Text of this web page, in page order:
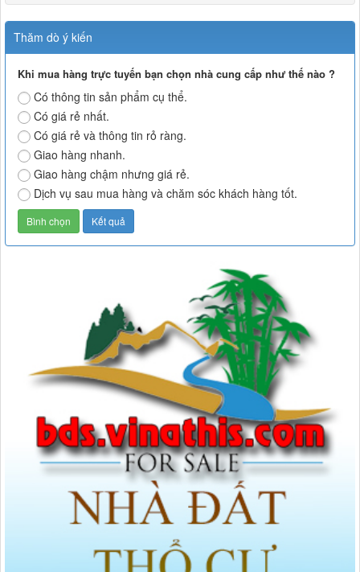
Thăm dò ý kiến
Khi mua hàng trực tuyến bạn chọn nhà cung cấp như thế nào ?
Có thông tin sản phẩm cụ thể.
Có giá rẻ nhất.
Có giá rẻ và thông tin rỏ ràng.
Giao hàng nhanh.
Giao hàng chậm nhưng giá rẻ.
Dịch vụ sau mua hàng và chăm sóc khách hàng tốt.